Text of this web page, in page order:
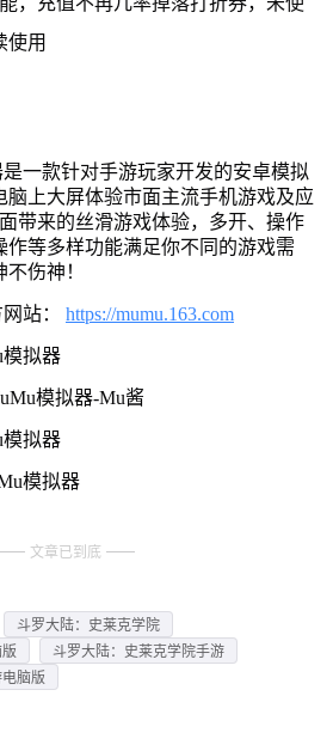
使用
一款针对手游玩家开发的安卓模拟
脑上大屏体验市面主流手机游戏及应
带来的丝滑游戏体验，多开、操作
作等多样功能满足你不同的游戏需
伤神！
站： https://mumu.163.com
拟器
模拟器-Mu酱
拟器
模拟器
文章已到底
斗罗大陆：史莱克学院
斗罗大陆：史莱克学院手游
脑版